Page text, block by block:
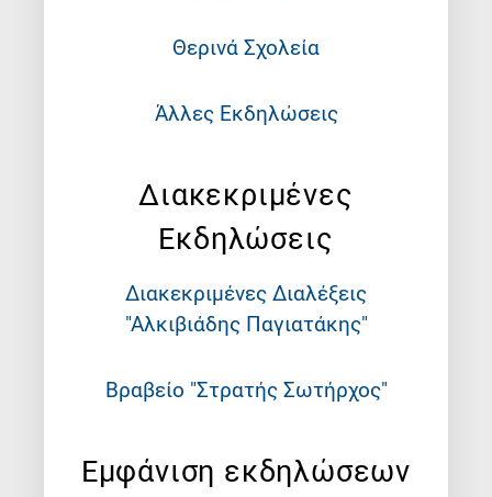
Θερινά Σχολεία
Άλλες Εκδηλώσεις
Διακεκριμένες
Εκδηλώσεις
Διακεκριμένες Διαλέξεις
"Αλκιβιάδης Παγιατάκης"
Βραβείο "Στρατής Σωτήρχος"
Εμφάνιση εκδηλώσεων